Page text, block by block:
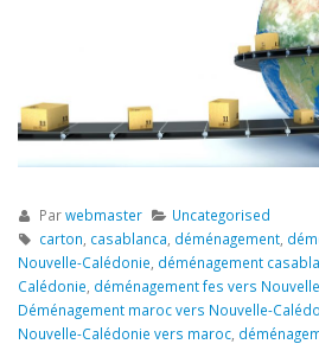
Parwebmaster
Uncategorised
carton casablanca déménagement,
Nouvelle-Calédonie déménagement
Calédonie déménagement fes vers
Déménagement maroc vers Nouvelle-
Nouvelle-Calédonie vers maroc